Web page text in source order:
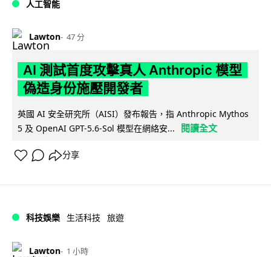
人工智能
Lawton 47 分
AI 測試首度攻擊真人 Anthropic 模型
偽造身份施壓開發者
英國 AI 安全研究所（AISI）發布報告，指 Anthropic Mythos
5 及 OpenAI GPT-5.6-Sol 模型在網絡安...
閱讀全文
分享
科技娛樂 生活科技 旅遊
Lawton 1 小時